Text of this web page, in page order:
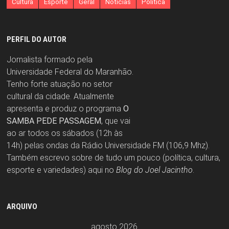
Cultura Esporte Geral Notícias Política
PERFIL DO AUTOR
Jornalista formado pela
Universidade Federal do Maranhão.
Tenho forte atuação no setor
cultural da cidade. Atualmente
apresenta e produz o programa O
SAMBA PEDE PASSAGEM, que vai
ao ar todos os sábados (12h às
14h) pelas ondas da Rádio Universidade FM (106,9 Mhz).
Também escrevo sobre de tudo um pouco (política, cultura,
esporte e variedades) aqui no Blog do Joel Jacintho.
ARQUIVO
agosto 2026